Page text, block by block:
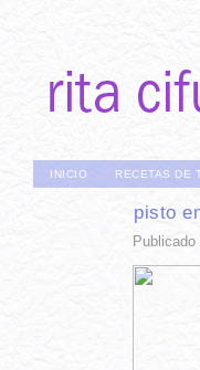
INICIO RECETAS DE
pisto